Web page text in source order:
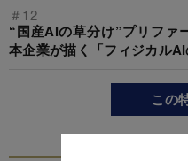
＃12
“国産AIの草分け”プリファ
本企業が描く「フィジカルAI
この